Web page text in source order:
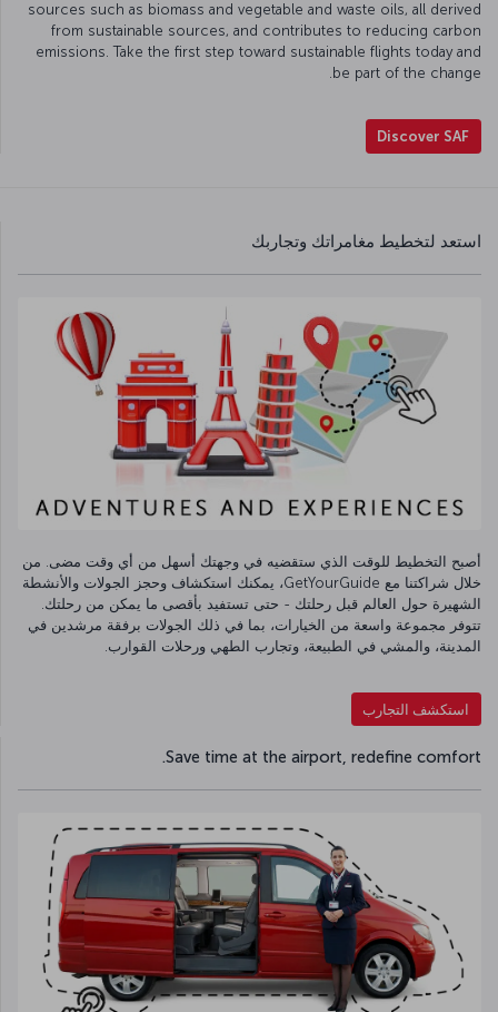
sources such as biomass and vegetable and waste oils, all derived
from sustainable sources, and contributes to reducing carbon
emissions. Take the first step toward sustainable flights today and
be part of the change.
Discover SAF
استعد لتخطيط مغامراتك وتجاربك
أصبح التخطيط للوقت الذي ستقضيه في وجهتك أسهل من أي وقت مضى. من
خلال شراكتنا مع GetYourGuide، يمكنك استكشاف وحجز الجولات والأنشطة
الشهيرة حول العالم قبل رحلتك - حتى تستفيد بأقصى ما يمكن من رحلتك.
تتوفر مجموعة واسعة من الخيارات، بما في ذلك الجولات برفقة مرشدين في
المدينة، والمشي في الطبيعة، وتجارب الطهي ورحلات القوارب.
استكشف التجارب
Save time at the airport, redefine comfort.